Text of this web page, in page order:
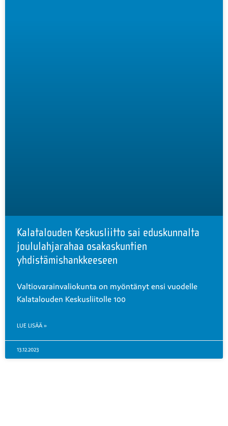
Kalatalouden Keskusliitto sai eduskunnalta
joululahjarahaa osakaskuntien
yhdistämishankkeeseen
Valtiovarainvaliokunta on myöntänyt ensi vuodelle
Kalatalouden Keskusliitolle 100
LUE LISÄÄ »
13.12.2023